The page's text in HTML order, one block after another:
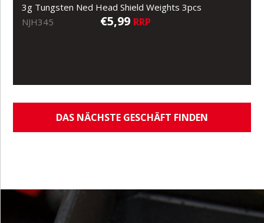
3g Tungsten Ned Head Shield Weights 3pcs
NJH345
€5,99 RRP
DAS NÄCHSTE GESCHÄFT FINDEN